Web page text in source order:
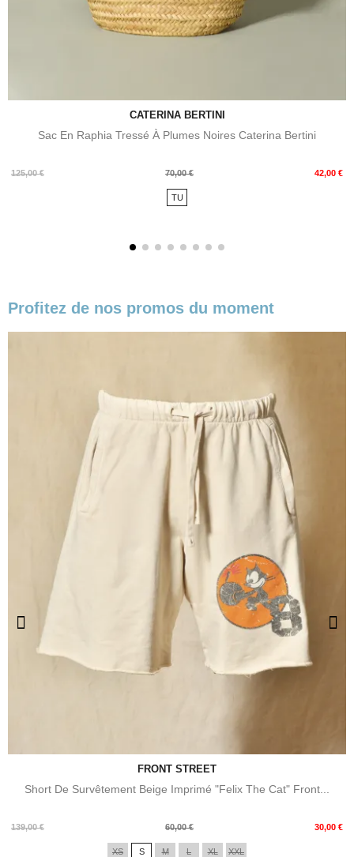
CATERINA BERTINI
Sac En Raphia Tressé À Plumes Noires Caterina Bertini
125,00 €
Prix
70,00 € 42,00 €
Prix
TU
Profitez de nos promos du moment
FRONT STREET
Short De Survêtement Beige Imprimé "Felix The Cat" Front...
139,00 €
Prix
60,00 € 30,00 €
Prix
XS S M L XL XXL